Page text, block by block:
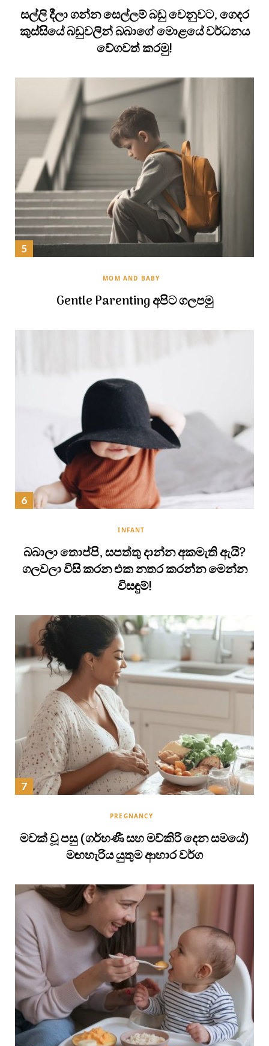
සල්ලි දීලා ගන්න සෙල්ලම් බඩු වෙනුවට, ගෙදර
කුස්සියේ බඩුවලින් බබාගේ මොළයේ වර්ධනය
වේගවත් කරමු!
MOM AND BABY
Gentle Parenting අපිට ගලපමු
INFANT
බබාලා තොප්පි, සපත්තු දාන්න අකමැති ඇයි?
ගලවලා විසි කරන එක නතර කරන්න මෙන්න
විසඳුම්!
PREGNANCY
මවක් වූ පසු (ගර්භණී සහ මව්කිරි දෙන සමයේ)
මඟහැරිය යුතුම ආහාර වර්ග